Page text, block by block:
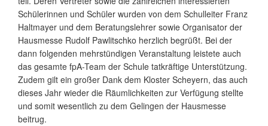
Schülerinnen und Schüler wurden von dem Schulleiter Franz
Haltmayer und dem Beratungslehrer sowie Organisator der
Hausmesse Rudolf Pawlitschko herzlich begrüßt. Bei der
dann folgenden mehrstündigen Veranstaltung leistete auch
das gesamte fpA-Team der Schule tatkräftige Unterstützung.
Zudem gilt ein großer Dank dem Kloster Scheyern, das auch
dieses Jahr wieder die Räumlichkeiten zur Verfügung stellte
und somit wesentlich zu dem Gelingen der Hausmesse
beitrug.